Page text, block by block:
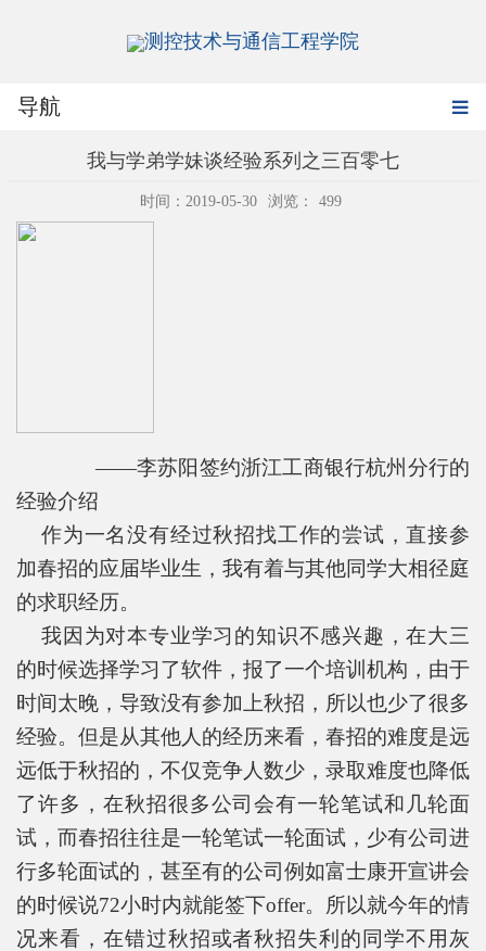
测控技术与通信工程学院
导航
我与学弟学妹谈经验系列之三百零七
时间：2019-05-30 浏览： 499
——李苏阳签约浙江工商银行杭州分行的
经验介绍
作为一名没有经过秋招找工作的尝试，直接参
加春招的应届毕业生，我有着与其他同学大相径庭
的求职经历。
我因为对本专业学习的知识不感兴趣，在大三
的时候选择学习了软件，报了一个培训机构，由于
时间太晚，导致没有参加上秋招，所以也少了很多
经验。但是从其他人的经历来看，春招的难度是远
远低于秋招的，不仅竞争人数少，录取难度也降低
了许多，在秋招很多公司会有一轮笔试和几轮面
试，而春招往往是一轮笔试一轮面试，少有公司进
行多轮面试的，甚至有的公司例如富士康开宣讲会
的时候说72小时内就能签下offer。所以就今年的情
况来看，在错过秋招或者秋招失利的同学不用灰